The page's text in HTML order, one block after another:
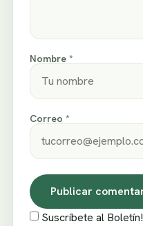
Nombre *
Correo *
Suscríbete al Boletín!